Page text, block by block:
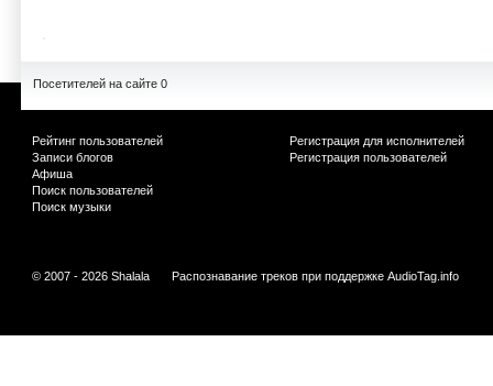
Посетителей на сайте 0
Рейтинг пользователей
Записи блогов
Афиша
Поиск пользователей
Поиск музыки
Регистрация для исполнителей
Регистрация пользователей
© 2007 - 2026 Shalala Распознавание треков при поддержке AudioTag.info